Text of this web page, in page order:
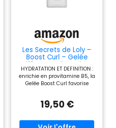
Les Secrets de Loly –
Boost Curl – Gelée
coiffante Hydratation &
définition des boucles
– Cheveux ondulés,
bouclés et frisés – 97%
250 ml
HYDRATATION ET DEFINITION :
enrichie en provitamine B5, la
Gelée Boost Curl favorise
l'hydratation des cheveux
naturelle et facilite le coiffage,
bien définies au quotidien.
19,50 €